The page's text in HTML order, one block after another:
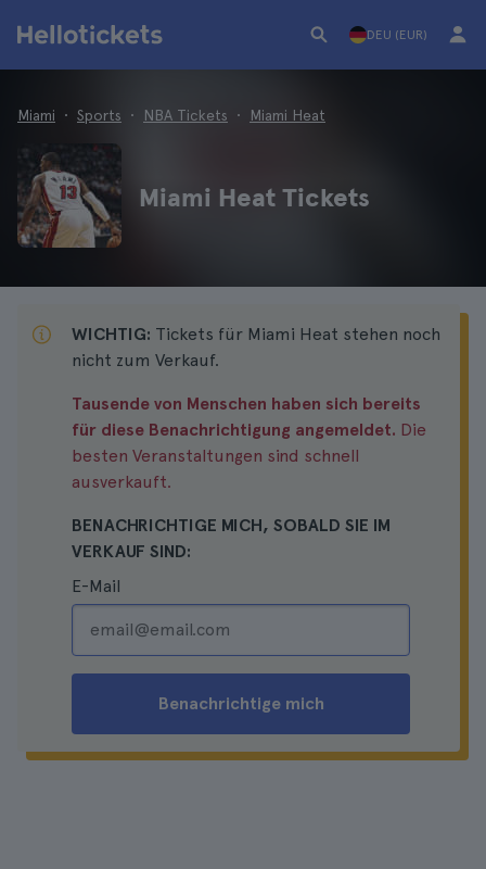
DEU (EUR)
Miami Sports NBA Tickets Miami Heat
Miami Heat Tickets
WICHTIG: Tickets für Miami Heat stehen noch
nicht zum Verkauf.
Tausende von Menschen haben sich bereits
für diese Benachrichtigung angemeldet. Die
besten Veranstaltungen sind schnell
ausverkauft.
BENACHRICHTIGE MICH, SOBALD SIE IM
VERKAUF SIND:
E-Mail
Benachrichtige mich